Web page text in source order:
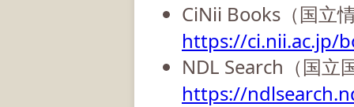
CiNii Books（国立
https://ci.nii.ac.jp/
NDL Search（国立
https://